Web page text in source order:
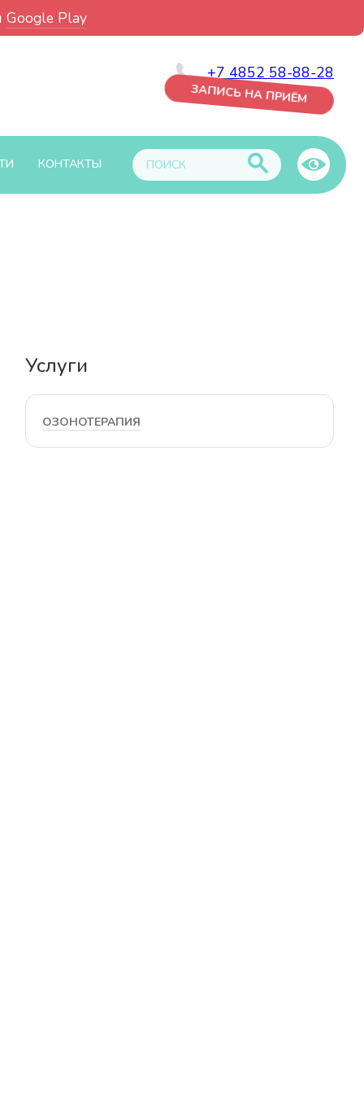
Google Play
+7 4852 58-88-28
ЗАПИСЬ НА ПРИЁМ
КОНТАКТЫ
Услуги
ОЗОНОТЕРАПИЯ